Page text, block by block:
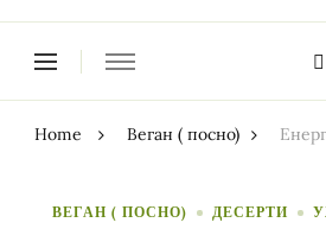
Home Веган ( посно)
ВЕГАН ( ПОСНО) ДЕСЕРТИ